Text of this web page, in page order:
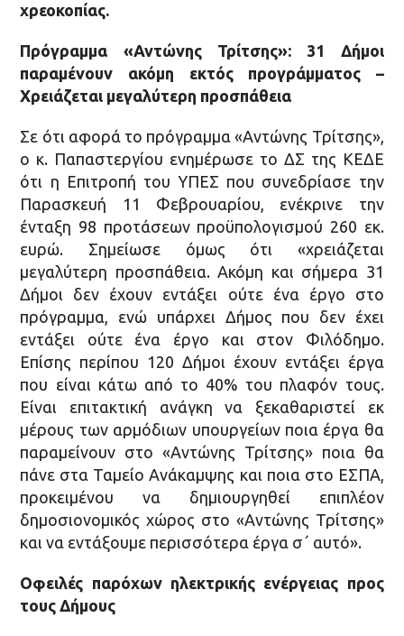
χρεοκοπίας.
Πρόγραμμα «Αντώνης Τρίτσης»: 31 Δήμοι
παραμένουν ακόμη εκτός προγράμματος –
Χρειάζεται μεγαλύτερη προσπάθεια
Σε ότι αφορά το πρόγραμμα «Αντώνης Τρίτσης»,
ο κ. Παπαστεργίου ενημέρωσε το ΔΣ της ΚΕΔΕ
ότι η Επιτροπή του ΥΠΕΣ που συνεδρίασε την
Παρασκευή 11 Φεβρουαρίου, ενέκρινε την
ένταξη 98 προτάσεων προϋπολογισμού 260 εκ.
ευρώ. Σημείωσε όμως ότι «χρειάζεται
μεγαλύτερη προσπάθεια. Ακόμη και σήμερα 31
Δήμοι δεν έχουν εντάξει ούτε ένα έργο στο
πρόγραμμα, ενώ υπάρχει Δήμος που δεν έχει
εντάξει ούτε ένα έργο και στον Φιλόδημο.
Επίσης περίπου 120 Δήμοι έχουν εντάξει έργα
που είναι κάτω από το 40% του πλαφόν τους.
Είναι επιτακτική ανάγκη να ξεκαθαριστεί εκ
μέρους των αρμόδιων υπουργείων ποια έργα θα
παραμείνουν στο «Αντώνης Τρίτσης» ποια θα
πάνε στα Ταμείο Ανάκαμψης και ποια στο ΕΣΠΑ,
προκειμένου να δημιουργηθεί επιπλέον
δημοσιονομικός χώρος στο «Αντώνης Τρίτσης»
και να εντάξουμε περισσότερα έργα σ΄ αυτό».
Οφειλές παρόχων ηλεκτρικής ενέργειας προς
τους Δήμους